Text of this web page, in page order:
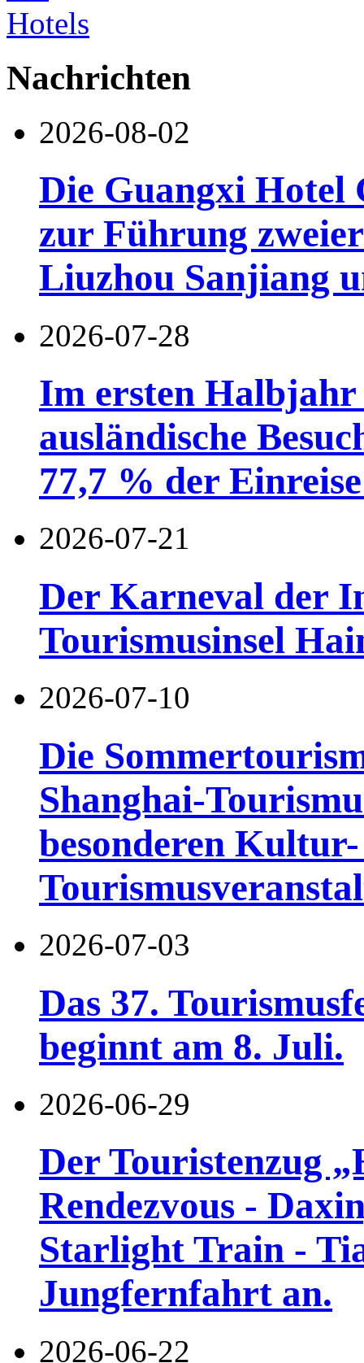
Nachrichten
2026-08-02
Die Guangxi Hotel
zur Führung
Liuzhou Sanjiang
2026-07-28
Im ersten
ausländische
77,7 % der
2026-07-21
Der Karneval der
Tourismusinsel
2026-07-10
Die
Shanghai-
besonderen
2026-07-03
Das 37.
beginnt am 8. Juli.
2026-06-29
Der Touristenzug
Rendezvous -
Starlight Train -
Jungfernfahrt an.
2026-06-22